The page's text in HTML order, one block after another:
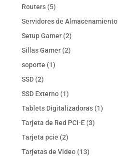
Routers 55
productos
Servidores de Almacenamiento
Setup Gamer 22
productos
Sillas Gamer 22
soporte 11
SSD 22
productos
SSD Externo 11
producto
Tablets Digitalizadoras 11
Tarjeta de Red PCI-E 33
Tarjeta pcie 22
productos
Tarjetas de Video 1313